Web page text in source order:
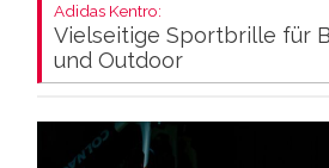
Adidas Kentro:
Vielseitige Sportbrille für
und Outdoor